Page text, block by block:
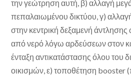
την γεώτρηση αυτή, β) αλλαγή
πεπαλαιωμένου δικτύου, γ)
στην κεντρική δεξαμενή
από νερό λόγω αρδεύσεων στον
ένταξη αντικατάστασης όλου του
οικισμών, ε) τοποθέτηση